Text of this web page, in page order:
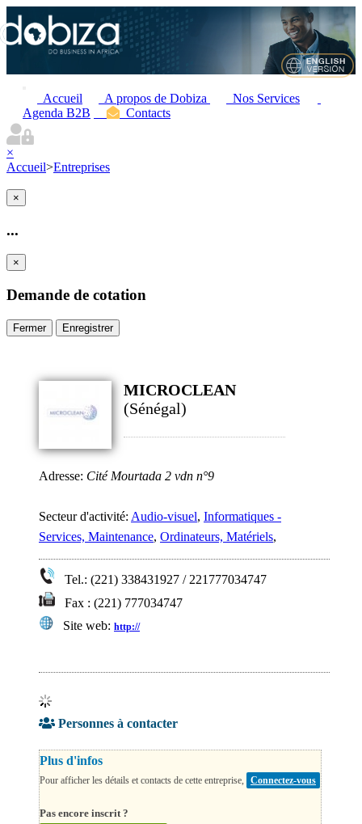
Accueil A propos de Dobiza
Nos Services
Agenda B2B
Contacts
×
Accueil>Entreprises
×
...
×
Demande de cotation
Fermer Enregistrer
MICROCLEAN
(Sénégal)
Adresse: Cité Mourtada 2 vdn n°9
Secteur d'activité: Audio-visuel, Informatiques -
Services, Maintenance, Ordinateurs, Matériels,
Tel.: (221) 338431927 / 221777034747
Fax : (221) 777034747
Site web: http://
Personnes à contacter
Plus d'infos
Pour afficher les détails et contacts de cette entreprise, Connectez-vous
Pas encore inscrit ?